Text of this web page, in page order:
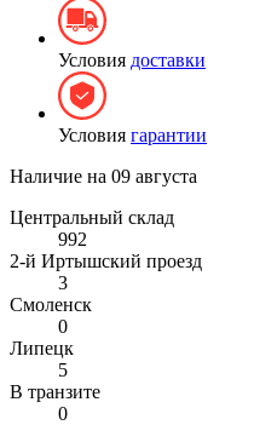
Условия доставки
Условия гарантии
Наличие на 09 августа
Центральный склад
992
2-й Иртышский проезд
3
Смоленск
0
Липецк
5
В транзите
0